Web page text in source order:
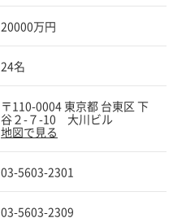
20000万円
24名
〒110-0004 東京都 台東区 下
谷２-７-10 大川ビル
地図で見る
03-5603-2301
03-5603-2309